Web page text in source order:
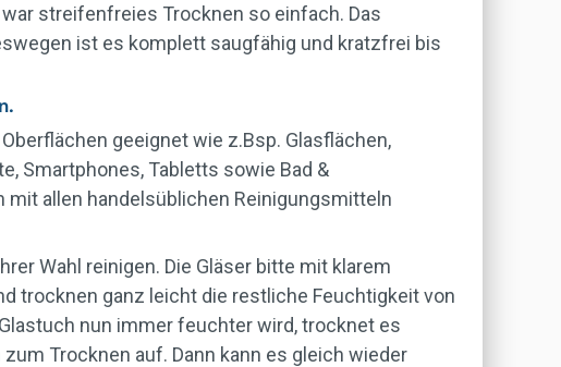
streifenfreies Trocknen so einfach. Das
ist es komplett saugfähig und kratzfrei bis
geeignet wie z.Bsp. Glasflächen,
Smartphones, Tabletts sowie Bad &
mit allen handelsüblichen Reinigungsmitteln
Wahl reinigen. Die Gläser bitte mit klarem
trocknen ganz leicht die restliche Feuchtigkeit von
nun immer feuchter wird, trocknet es
Trocknen auf. Dann kann es gleich wieder